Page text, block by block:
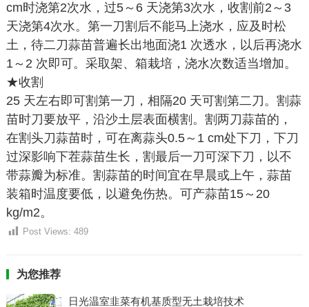
cm时浇第2次水，过5～6 天浇第3次水，收割前2～3
天浇第4次水。第一刀割后不能马上浇水，应及时松
土，待二刀蒜苗普遍长出地面浇1 次透水，以后再浇水
1～2 次即可。采取架、箱栽培，浇水次数适当增加。
★收割
25 天左右即可割第一刀，相隔20 天可割第二刀。割蒜
苗时刀要放平，沿沙土层表面横割。割两刀蒜苗的，
在割头刀蒜苗时，可在离蒜头0.5～1 cm处下刀，下刀
过深影响下茬蒜苗生长，割最后一刀可深下刀，以不
带蒜瓣为标准。割蒜苗的时间宜在早晨或上午，蒜苗
装箱时温度要低，以避免伤热。可产蒜苗15～20
kg/m2。
Post Views: 489
为您推荐
日光温室韭菜有机基质型无土栽培技术